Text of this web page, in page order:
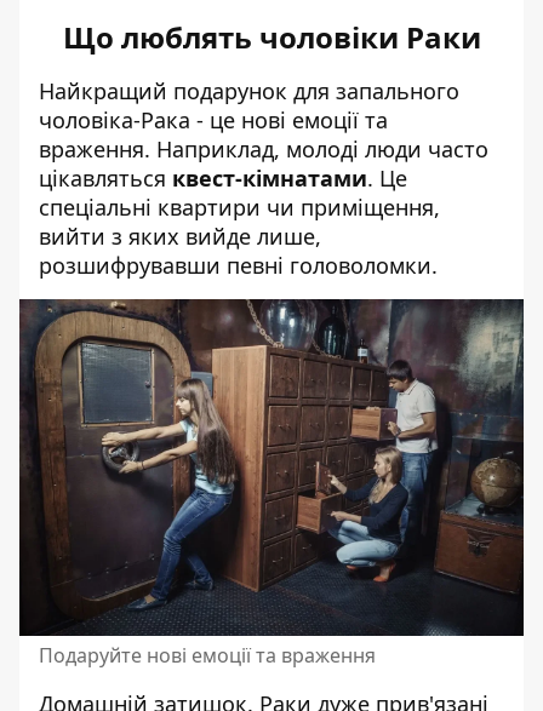
Що люблять чоловіки Раки
Найкращий подарунок для запального
чоловіка-Рака - це нові емоції та
враження. Наприклад, молоді люди часто
цікавляться квест-кімнатами. Це
спеціальні квартири чи приміщення,
вийти з яких вийде лише,
розшифрувавши певні головоломки.
Подаруйте нові емоції та враження
Домашній затишок. Раки дуже прив'язані